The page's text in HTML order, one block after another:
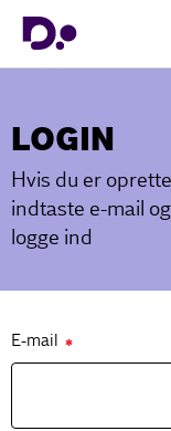
LOGIN
Hvis du er
indtaste e-mail
logge ind
E-mail ✱